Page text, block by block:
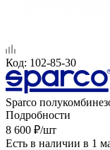
Код: 102-85-30
Sparco
Подробности
8 600 ₽/шт
Есть в наличии в 1